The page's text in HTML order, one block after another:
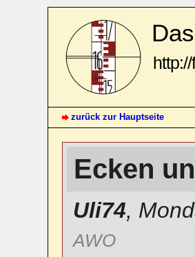
zurück zur Hauptseite
Ecken
Uli74,
AWO